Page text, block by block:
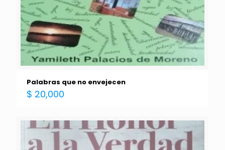
Palabras que no envejecen
$ 20,000